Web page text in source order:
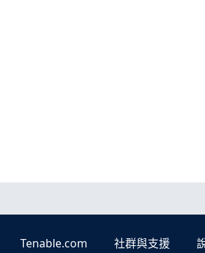
Tenable.com 社群與支援